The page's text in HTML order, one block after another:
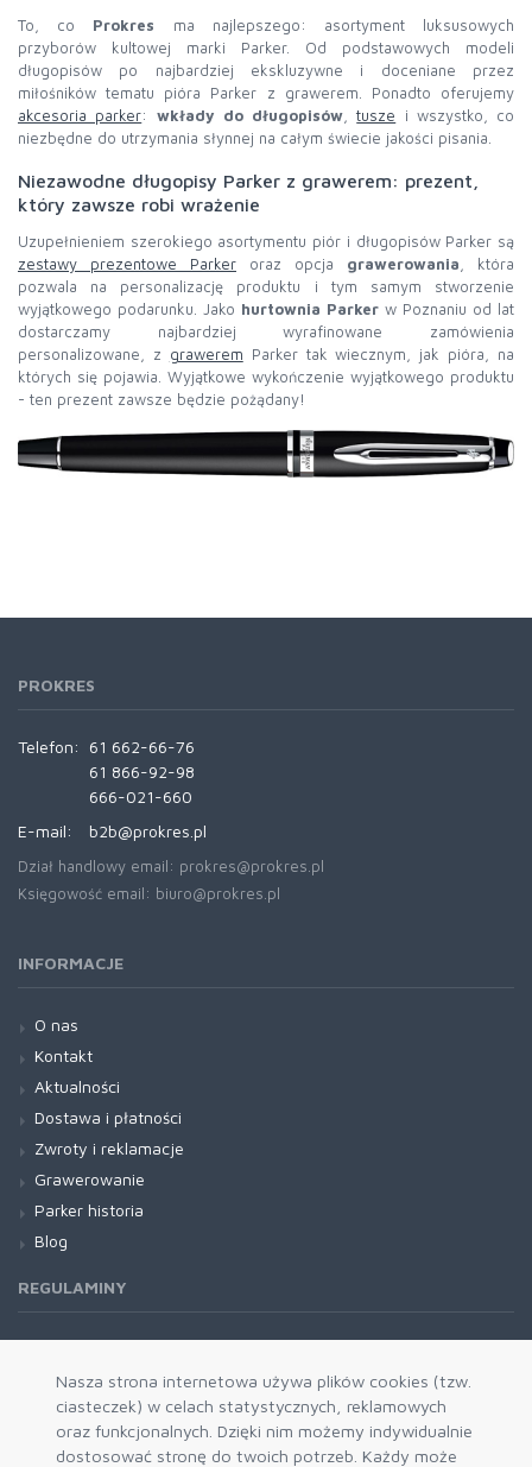
Nasza strona internetowa używa plików cookies (tzw.
ciasteczek) w celach statystycznych, reklamowych
oraz funkcjonalnych. Dzięki nim możemy indywidualnie
dostosować stronę do twoich potrzeb. Każdy może
To, co Prokres ma najlepszego: asortyment luksusowych
przyborów kultowej marki Parker. Od podstawowych modeli
długopisów po najbardziej ekskluzywne i doceniane przez
miłośników tematu pióra Parker z grawerem. Ponadto oferujemy
akcesoria parker: wkłady do długopisów,tusze i wszystko, co
niezbędne do utrzymania słynnej na całym świecie jakości pisania.
Niezawodne długopisy Parker z grawerem: prezent,
który zawsze robi wrażenie
Uzupełnieniem szerokiego asortymentu piór i długopisów Parker są
zestawy prezentowe Parker oraz opcja grawerowania, która
pozwala na personalizację produktu i tym samym stworzenie
wyjątkowego podarunku. Jako hurtownia Parker w Poznaniu od lat
dostarczamy najbardziej wyrafinowane zamówienia
personalizowane, z grawerem Parker tak wiecznym, jak pióra, na
których się pojawia. Wyjątkowe wykończenie wyjątkowego produktu
- ten prezent zawsze będzie pożądany!
PROKRES
Telefon:
61 662-66-76
61 866-92-98
666-021-660
E-mail:
b2b@prokres.pl
Dział handlowy email: prokres@prokres.pl
Księgowość email: biuro@prokres.pl
INFORMACJE
O nas
Kontakt
Aktualności
Dostawa i płatności
Zwroty i reklamacje
Grawerowanie
Parker historia
Blog
REGULAMINY